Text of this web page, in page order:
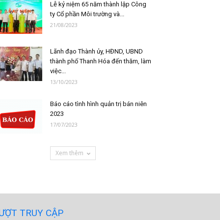
Lễ kỷ niệm 65 năm thành lập Công
ty Cổ phần Môi trường và...
21/08/2023
Lãnh đạo Thành ủy, HĐND, UBND
thành phố Thanh Hóa đến thăm, làm
việc...
13/10/2023
Báo cáo tình hình quản trị bán niên
2023
17/07/2023
Xem thêm
TRUY CẬP